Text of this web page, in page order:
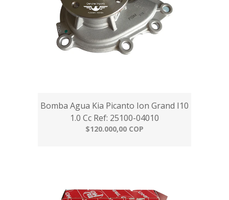
Bomba Agua Kia Picanto Ion Grand I10
1.0 Cc Ref: 25100-04010
$120.000,00 COP